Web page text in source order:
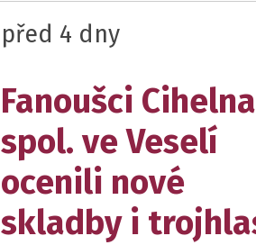
před 4 dny
Fanoušci
spol. ve Veselí
ocenili nové
skladby i